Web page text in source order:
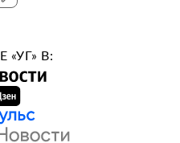
«УГ» В: